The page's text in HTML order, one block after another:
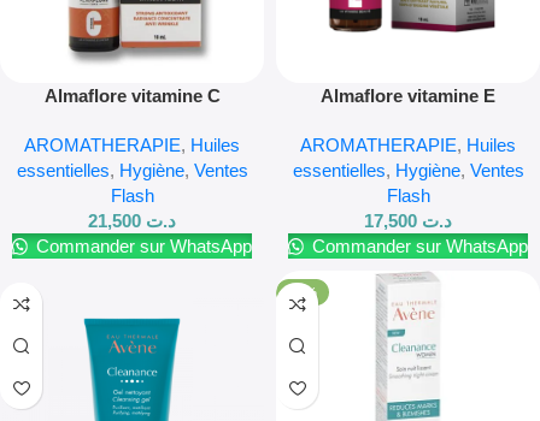
Almaflore vitamine C
AROMATHERAPIE, Huiles
essentielles, Hygiène, Ventes
Flash
د.ت
Commander sur WhatsApp
Almaflore vitamine E
AROMATHERAPIE, Huiles
essentielles, Hygiène, Ventes
Flash
د.ت
Commander sur WhatsApp
-16%